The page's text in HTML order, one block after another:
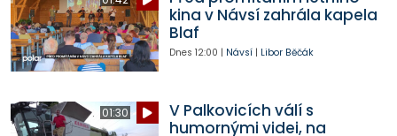
kina v Návsí zahrála kapela
Blaf
Dnes 12:00 | Návsí| Libor Běčák
01:30
V Palkovicích válí s
humornými videi, na